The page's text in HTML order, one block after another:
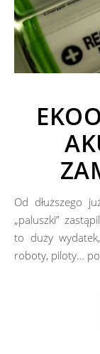
Od dłuższego już czasu w naszym domu zwykłe baterie
„paluszki”
to duży
roboty, piloty…